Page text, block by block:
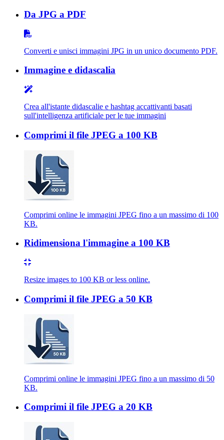
Da JPG a PDF
Converti e unisci immagini JPG in un unico documento PDF.
Immagine e didascalia
Crea all'istante didascalie e hashtag accattivanti basati
sull'intelligenza artificiale per le tue immagini
Comprimi il file JPEG a 100 KB
Comprimi online le immagini JPEG fino a un massimo di 100
KB.
Ridimensiona l'immagine a 100 KB
Resize images to 100 KB or less online.
Comprimi il file JPEG a 50 KB
Comprimi online le immagini JPEG fino a un massimo di 50
KB.
Comprimi il file JPEG a 20 KB